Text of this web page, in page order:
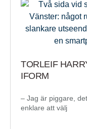
TORLEIF
IFORM
– Jag är piggare,
enklare att välj